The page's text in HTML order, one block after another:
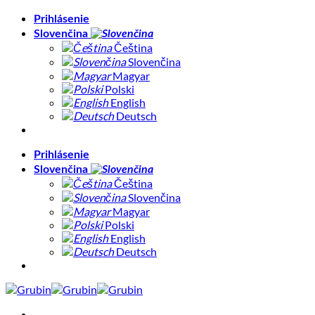
Skip
Prihlásenie
Slovenčina
Čeština
Slovenčina
Magyar
Polski
English
Deutsch
Prihlásenie
Slovenčina
Čeština
Slovenčina
Magyar
Polski
English
Deutsch